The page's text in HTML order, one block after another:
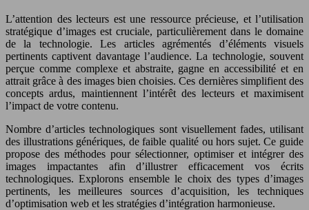
L’attention des lecteurs est une ressource précieuse, et l’utilisation
stratégique d’images est cruciale, particulièrement dans le domaine
de la technologie. Les articles agrémentés d’éléments visuels
pertinents captivent davantage l’audience. La technologie, souvent
perçue comme complexe et abstraite, gagne en accessibilité et en
attrait grâce à des images bien choisies. Ces dernières simplifient des
concepts ardus, maintiennent l’intérêt des lecteurs et maximisent
l’impact de votre contenu.
Nombre d’articles technologiques sont visuellement fades, utilisant
des illustrations génériques, de faible qualité ou hors sujet. Ce guide
propose des méthodes pour sélectionner, optimiser et intégrer des
images impactantes afin d’illustrer efficacement vos écrits
technologiques. Explorons ensemble le choix des types d’images
pertinents, les meilleures sources d’acquisition, les techniques
d’optimisation web et les stratégies d’intégration harmonieuse.